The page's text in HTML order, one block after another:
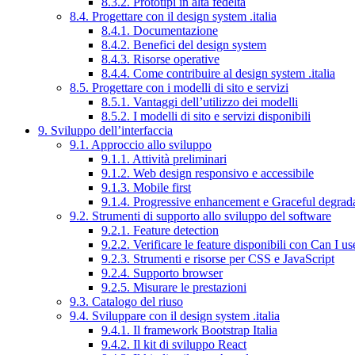
8.4. Progettare con il design system .italia
8.4.1. Documentazione
8.4.2. Benefici del design system
8.4.3. Risorse operative
8.4.4. Come contribuire al design system .italia
8.5. Progettare con i modelli di sito e servizi
8.5.1. Vantaggi dell’utilizzo dei modelli
8.5.2. I modelli di sito e servizi disponibili
9. Sviluppo dell’interfaccia
9.1. Approccio allo sviluppo
9.1.1. Attività preliminari
9.1.2. Web design responsivo e accessibile
9.1.3. Mobile first
9.1.4. Progressive enhancement e Graceful
9.2. Strumenti di supporto allo sviluppo del software
9.2.1. Feature detection
9.2.2. Verificare le feature disponibili con Can I
9.2.3. Strumenti e risorse per CSS e JavaScript
9.2.4. Supporto browser
9.2.5. Misurare le prestazioni
9.3. Catalogo del riuso
9.4. Sviluppare con il design system .italia
9.4.1. Il framework Bootstrap Italia
9.4.2. Il kit di sviluppo React